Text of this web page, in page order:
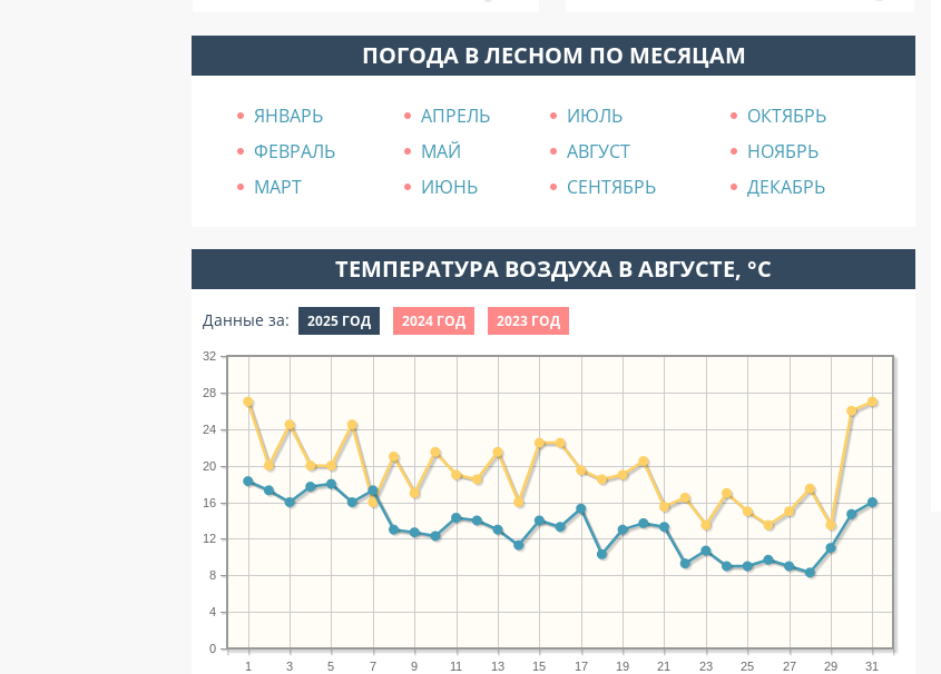
ПОГОДА В ЛЕСНОМ ПО МЕСЯЦАМ
ЯНВАРЬ АПРЕЛЬ ИЮЛЬ
ОКТЯБРЬ
ФЕВРАЛЬ
МАЙ АВГУСТ
НОЯБРЬ
МАРТ
ИЮНЬ СЕНТЯБРЬ ДЕКАБРЬ
ТЕМПЕРАТУРА ВОЗДУХА В АВГУСТЕ, °C
Данные за: 2025 ГОД 2024 ГОД 2023 ГОД
1 3 5 7 9 11 13 15 17 19 21 23 25 27 29 31
0
4
8
12
16
20
24
28
32